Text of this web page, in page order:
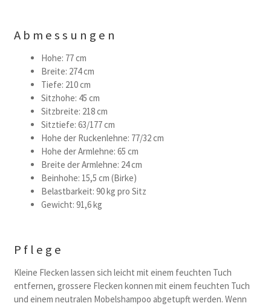
Abmessungen
Hohe: 77 cm
Breite: 274 cm
Tiefe: 210 cm
Sitzhohe: 45 cm
Sitzbreite: 218 cm
Sitztiefe: 63/177 cm
Hohe der Ruckenlehne: 77/32 cm
Hohe der Armlehne: 65 cm
Breite der Armlehne: 24 cm
Beinhohe: 15,5 cm (Birke)
Belastbarkeit: 90 kg pro Sitz
Gewicht: 91,6 kg
Pflege
Kleine Flecken lassen sich leicht mit einem feuchten Tuch
entfernen, grossere Flecken konnen mit einem feuchten Tuch
und einem neutralen Mobelshampoo abgetupft werden. Wenn